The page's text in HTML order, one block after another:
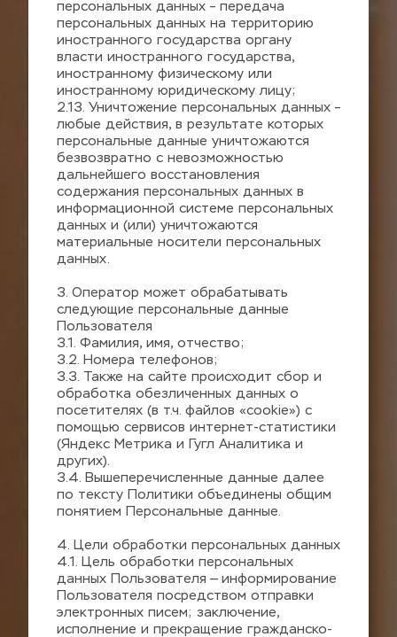
персональных данных – передача
персональных данных на территорию
иностранного государства органу
власти иностранного государства,
иностранному физическому или
иностранному юридическому лицу;
2.13. Уничтожение персональных данных –
любые действия, в результате которых
персональные данные уничтожаются
безвозвратно с невозможностью
дальнейшего восстановления
содержания персональных данных в
информационной системе персональных
данных и (или) уничтожаются
материальные носители персональных
данных.
3. Оператор может обрабатывать
следующие персональные данные
Пользователя
3.1. Фамилия, имя, отчество;
3.2. Номера телефонов;
3.3. Также на сайте происходит сбор и
обработка обезличенных данных о
посетителях (в т.ч. файлов «cookie») с
помощью сервисов интернет-статистики
(Яндекс Метрика и Гугл Аналитика и
других).
3.4. Вышеперечисленные данные далее
по тексту Политики объединены общим
понятием Персональные данные.
4. Цели обработки персональных данных
4.1. Цель обработки персональных
данных Пользователя — информирование
Пользователя посредством отправки
электронных писем; заключение,
исполнение и прекращение гражданско-